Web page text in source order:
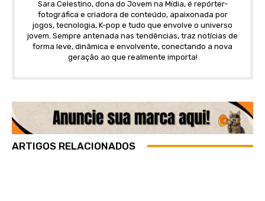
Sara Celestino, dona do Jovem na Mídia, é repórter-
fotográfica e criadora de conteúdo, apaixonada por
jogos, tecnologia, K-pop e tudo que envolve o universo
jovem. Sempre antenada nas tendências, traz notícias de
forma leve, dinâmica e envolvente, conectando a nova
geração ao que realmente importa!
ARTIGOS RELACIONADOS